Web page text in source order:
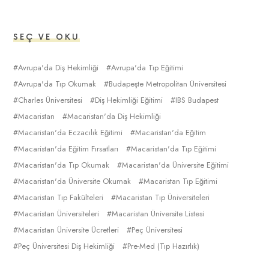
SEÇ VE OKU
Avrupa'da Diş Hekimliği
Avrupa'da Tıp Eğitimi
Avrupa'da Tıp Okumak
Budapeşte Metropolitan Üniversitesi
Charles Üniversitesi
Diş Hekimliği Eğitimi
IBS Budapest
Macaristan
Macaristan'da Diş Hekimliği
Macaristan'da Eczacılık Eğitimi
Macaristan'da Eğitim
Macaristan'da Eğitim Fırsatları
Macaristan'da Tıp Eğitimi
Macaristan'da Tıp Okumak
Macaristan'da Üniversite Eğitimi
Macaristan'da Üniversite Okumak
Macaristan Tıp Eğitimi
Macaristan Tıp Fakülteleri
Macaristan Tıp Üniversiteleri
Macaristan Üniversiteleri
Macaristan Üniversite Listesi
Macaristan Üniversite Ücretleri
Peç Üniversitesi
Peç Üniversitesi Diş Hekimliği
Pre-Med (Tıp Hazırlık)